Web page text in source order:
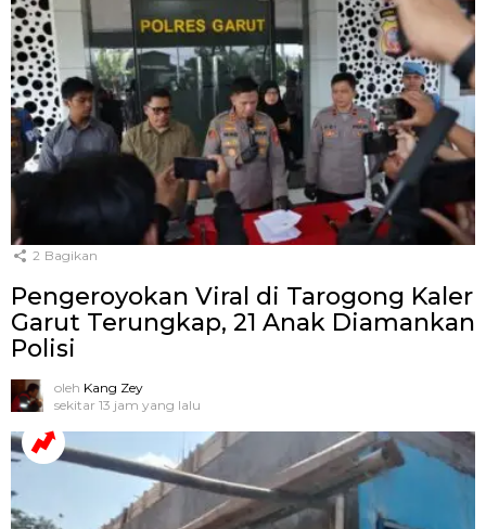
2 Bagikan
Pengeroyokan Viral di Tarogong Kaler
Garut Terungkap, 21 Anak Diamankan
Polisi
oleh Kang Zey
sekitar 13 jam yang lalu